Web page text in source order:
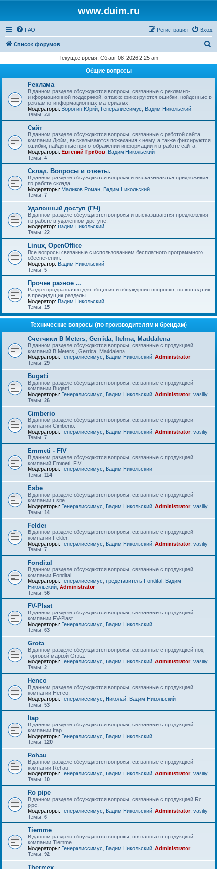
www.duim.ru
FAQ Вход
Регистрация
Список форумов
с
Текущее время: Сб авг 08, 2026 2:25 am
Общие вопросы
Реклама
В данном разделе обсуждаются вопросы, связанные с рекламно-
информационной поддержкой, а также фиксируются ошибки, найденные в
рекламно-информационных материалах.
Модераторы: Воронин Юрий Генералиссимус
Вадим Никольский
Темы: 23
Сайт
В данном разделе обсуждаются вопросы, связанные с работой сайта
компании Дюйм, высказываются пожелания к нему, а также фиксируются
ошибки, найденные при отображении информации и в работе сайта.
Модераторы: Евгений Грибов Вадим Никольский
Темы: 4
Склад. Вопросы и ответы.
В данном разделе обсуждаются вопросы и высказываются предложения
по работе склада.
Модераторы: Маликов Роман Вадим Никольский
Темы: 7
Удаленный доступ (ПЧ)
В данном разделе обсуждаются вопросы и высказываются предложения
по работе в удаленном доступе.
Модератор: Вадим Никольский
Темы: 22
Linux, OpenOffice
Все вопросы связанные с использованием бесплатного программного
обеспечения.
Модератор: Вадим Никольский
Темы: 5
Прочее разное ...
Раздел предназначен для общения и обсуждения вопросов, не вошедших
в предыдущие разделы.
Модератор: Вадим Никольский
Темы: 15
Технические вопросы (по производителям и брендам)
Счетчики B Meters, Gerrida, Itelma, Maddalena
В данном разделе обсуждаются вопросы, связанные с продукцией
компаний B Meters , Gerrida, Maddalena.
Модераторы: Генералиссимус Вадим Никольский Administrator
Темы: 29
Bugatti
В данном разделе обсуждаются вопросы, связанные с продукцией
компании Bugatti.
Модераторы: Генералиссимус Вадим Никольский Administrator, vasiliy
Темы: 26
Cimberio
В данном разделе обсуждаются вопросы, связанные с продукцией
компании Cimberio.
Модераторы: Генералиссимус Вадим Никольский Administrator, vasiliy
Темы: 7
Emmeti - FIV
В данном разделе обсуждаются вопросы, связанные с продукцией
компаний Emmeti, FIV.
Модераторы: Генералиссимус
Вадим Никольский
Темы: 114
Esbe
В данном разделе обсуждаются вопросы, связанные с продукцией
компании Esbe.
Модераторы: Генералиссимус Вадим Никольский Administrator, vasiliy
Темы: 14
Felder
В данном разделе обсуждаются вопросы, связанные с продукцией
компании Felder.
Модераторы: Генералиссимус Вадим Никольский Administrator, vasiliy
Темы: 7
Fondital
В данном разделе обсуждаются вопросы, связанные с продукцией
компании Fondital.
Модераторы: Генералиссимус представитель Fondital Вадим
Никольский Administrator
Темы: 56
FV-Plast
В данном разделе обсуждаются вопросы, связанные с продукцией
компании FV-Plast.
Модераторы: Генералиссимус
Вадим Никольский
Темы: 63
Grota
В данном разделе обсуждаются вопросы, связанные с продукцией под
торговой маркой Grota.
Модераторы: Генералиссимус Вадим Никольский Administrator, vasiliy
Темы: 2
Henco
В данном разделе обсуждаются вопросы, связанные с продукцией
компании Henco.
Модераторы: Генералиссимус Николай Вадим Никольский
Темы: 53
Itap
В данном разделе обсуждаются вопросы, связанные с продукцией
компании Itap.
Модераторы: Генералиссимус
Вадим Никольский
Темы: 120
Rehau
В данном разделе обсуждаются вопросы, связанные с продукцией
компании Rehau.
Модераторы: Генералиссимус Вадим Никольский Administrator, vasiliy
Темы: 10
Ro pipe
В данном разделе обсуждаются вопросы, связанные с продукцией Ro
pipe.
Модераторы: Генералиссимус Вадим Никольский Administrator, vasiliy
Темы: 6
Tiemme
В данном разделе обсуждаются вопросы, связанные с продукцией
компании Tiemme.
Модераторы: Генералиссимус Вадим Никольский Administrator
Темы: 92
Thermex